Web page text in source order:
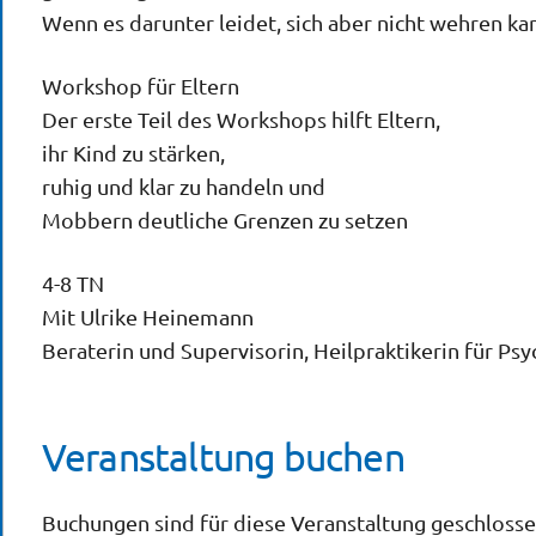
Wenn es darunter leidet, sich aber nicht wehren
Workshop für Eltern
Der erste Teil des Workshops hilft Eltern,
ihr Kind zu stärken,
ruhig und klar zu handeln und
Mobbern deutliche Grenzen zu setzen
4-8 TN
Mit Ulrike Heinemann
Beraterin und Supervisorin, Heilpraktikerin für
Veranstaltung buchen
Buchungen sind für diese Veranstaltung